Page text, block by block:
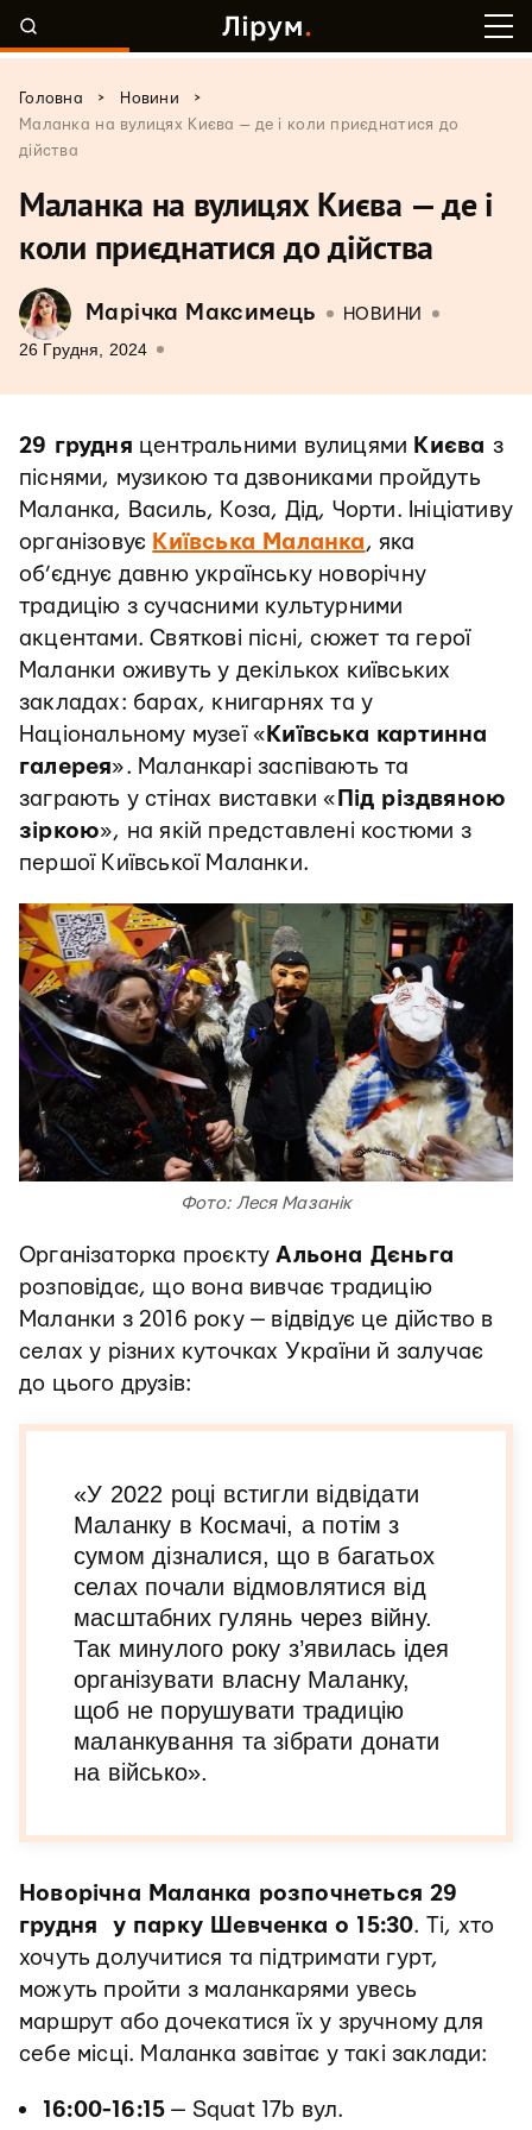
Головна > Новини
>
Маланка на вулицях Києва — де і коли приєднатися до
дійства
Маланка на вулицях Києва — де і
коли приєднатися до дійства
Марічка Максимець НОВИНИ
26 Грудня, 2024
29 грудня центральними вулицями Києва з
піснями, музикою та дзвониками пройдуть
Маланка, Василь, Коза, Дід, Чорти. Ініціативу
організовує Київська Маланка, яка
об’єднує давню українську новорічну
традицію з сучасними культурними
акцентами. Святкові пісні, сюжет та герої
Маланки оживуть у декількох київських
закладах: барах, книгарнях та у
Національному музеї « Київська картинна
галерея». Маланкарі заспівають та
заграють у стінах виставки « Під різдвяною
зіркою», на якій представлені костюми з
першої Київської Маланки.
Фото: Леся Мазанік
Організаторка проєктуАльона Дєньга
розповідає, що вона вивчає традицію
Маланки з 2016 року — відвідує це дійство в
селах у різних куточках України й залучає
до цього друзів:
«У 2022 році встигли відвідати
Маланку в Космачі, а потім з
сумом дізналися, що в багатьох
селах почали відмовлятися від
масштабних гулянь через війну.
Так минулого року з’явилась ідея
організувати власну Маланку,
щоб не порушувати традицію
маланкування та зібрати донати
на військо».
Новорічна Маланка розпочнеться 29
грудня у парку Шевченка о 15:30. Ті, хто
хочуть долучитися та підтримати гурт,
можуть пройти з маланкарями увесь
маршрут або дочекатися їх у зручному для
себе місці. Маланка завітає у такі заклади:
16:00-16:15 — Squat 17b вул.